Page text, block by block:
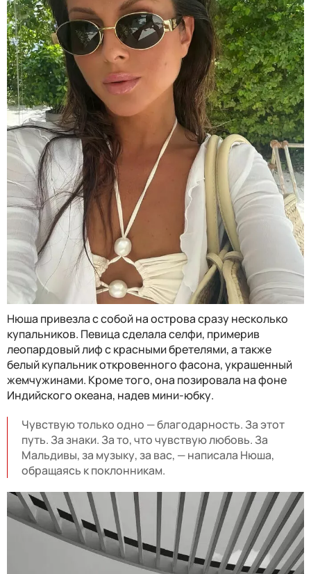
Нюша привезла с собой на острова сразу несколько
купальников. Певица сделала селфи, примерив
леопардовый лиф с красными бретелями, а также
белый купальник откровенного фасона, украшенный
жемчужинами. Кроме того, она позировала на фоне
Индийского океана, надев мини-юбку.
Чувствую только одно — благодарность. За этот
путь. За знаки. За то, что чувствую любовь. За
Мальдивы, за музыку, за вас, — написала Нюша,
обращаясь к поклонникам.